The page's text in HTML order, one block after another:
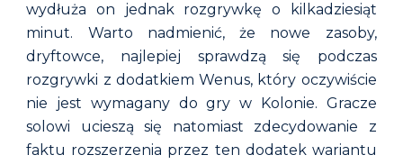
wydłuża on jednak rozgrywkę o kilkadziesiąt
minut. Warto nadmienić, że nowe zasoby,
dryftowce, najlepiej sprawdzą się podczas
rozgrywki z dodatkiem Wenus, który oczywiście
nie jest wymagany do gry w Kolonie. Gracze
solowi ucieszą się natomiast zdecydowanie z
faktu rozszerzenia przez ten dodatek wariantu